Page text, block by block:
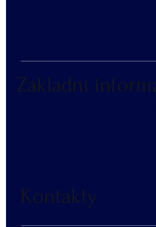
Kontakty
Základní